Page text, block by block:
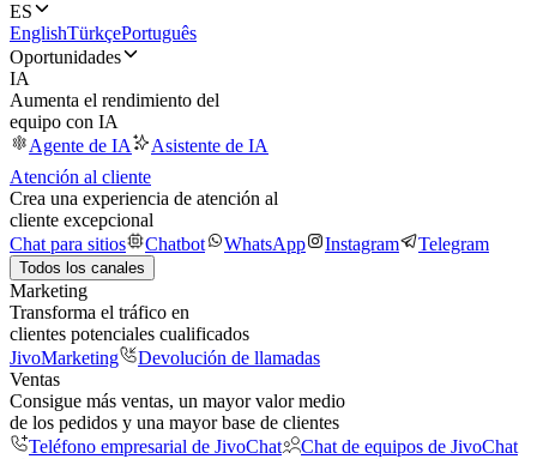
ES
EnglishTürkçePortuguês
Oportunidades
IA
Aumenta el rendimiento del
equipo con IA
Agente de IA
Asistente de IA
Atención al cliente
Crea una experiencia de atención al
cliente excepcional
Chat para sitios
Chatbot WhatsApp Instagram Telegram
Todos los canales
Marketing
Transforma el tráfico en
clientes potenciales cualificados
JivoMarketing
Devolución de llamadas
Ventas
Consigue más ventas, un mayor valor medio
de los pedidos y una mayor base de clientes
Teléfono empresarial de JivoChat
Chat de equipos de JivoChat